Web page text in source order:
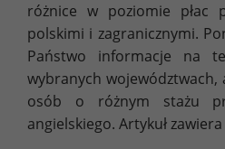
różnice w poziomie płac
polskimi i zagranicznymi.
Państwo informacje na
wybranych województwach,
osób o różnym stażu
angielskiego. Artykuł